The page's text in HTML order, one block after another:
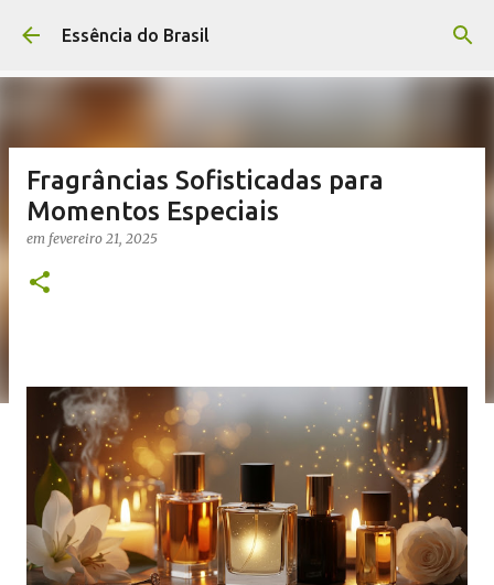
Pular para o conteúdo principal
Essência do Brasil
Fragrâncias Sofisticadas para
Momentos Especiais
em fevereiro 21, 2025